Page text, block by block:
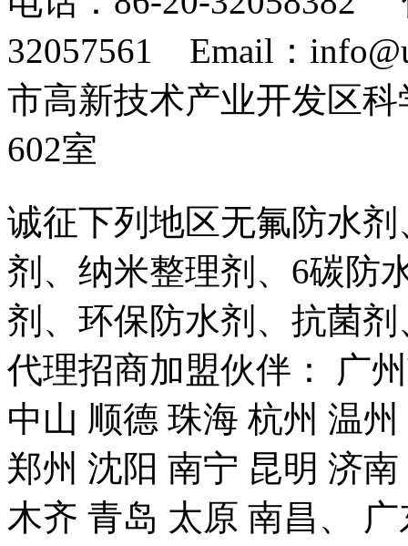
32057561 Email：
市高新技术产业开发区
602室
诚征下列地区无氟防水
剂、纳米整理剂、6碳防
剂、环保防水剂、抗菌
代理招商加盟伙伴： 广
中山 顺德 珠海 杭州 温
郑州 沈阳 南宁 昆明 济
木齐 青岛 太原 南昌、